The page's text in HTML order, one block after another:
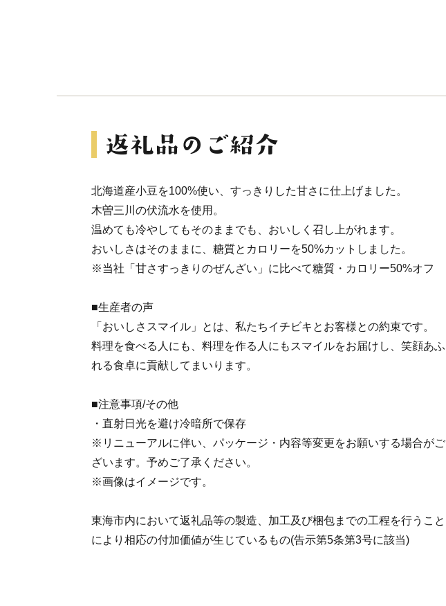
北海道産小豆を100%使い、すっきりした甘さに仕上げました。
木曽三川の伏流水を使用。
温めても冷やしてもそのままでも、おいしく召し上がれます。
おいしさはそのままに、糖質とカロリーを50%カットしました。
※当社「甘さすっきりのぜんざい」に比べて糖質・カロリー50%オフ
■生産者の声
「おいしさスマイル」とは、私たちイチビキとお客様との約束です。
料理を食べる人にも、料理を作る人にもスマイルをお届けし、笑顔あふ
れる食卓に貢献してまいります。
■注意事項/その他
・直射日光を避け冷暗所で保存
※リニューアルに伴い、パッケージ・内容等変更をお願いする場合がご
ざいます。予めご了承ください。
※画像はイメージです。
東海市内において返礼品等の製造、加工及び梱包までの工程を行うこと
により相応の付加価値が生じているもの(告示第5条第3号に該当)